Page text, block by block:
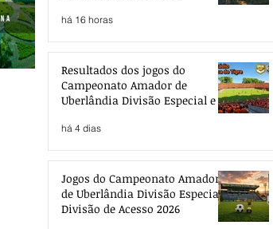
há 16 horas
Resultados dos jogos do
Campeonato Amador de
Uberlândia Divisão Especial e de
há 4 dias
Jogos do Campeonato Amador
de Uberlândia Divisão Especial e
Divisão de Acesso 2026